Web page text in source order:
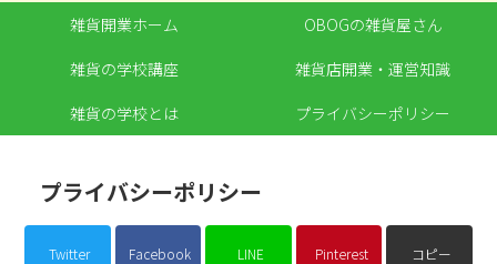
雑貨開業ホーム
OBOGの雑貨屋さん
雑貨の学校講座
雑貨店開業・運営知識
雑貨の学校とは
プライバシーポリシー
プライバシーポリシー
Twitter Facebook LINE Pinterest コピー